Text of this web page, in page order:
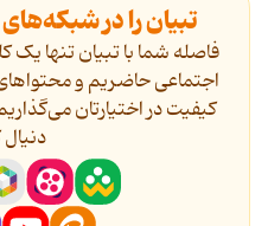
تبیان را در
فاصله شما با تبیان تنها
اجتماعی حاضریم و
کیفیت در اختیارتان